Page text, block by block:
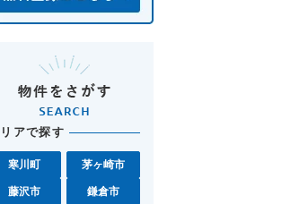
リアで探す
寒川町 茅ヶ崎市
藤沢市 鎌倉市